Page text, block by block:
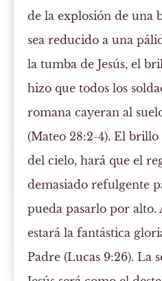
de la explosión de una
sea reducido a una
la tumba de Jesús, el
hizo que todos los
romana cayeran al
(Mateo 28:2-4). El brillo
del cielo, hará que el
demasiado refulgente
pueda pasarlo por alto.
estará la fantástica
Padre (Lucas 9:26). La